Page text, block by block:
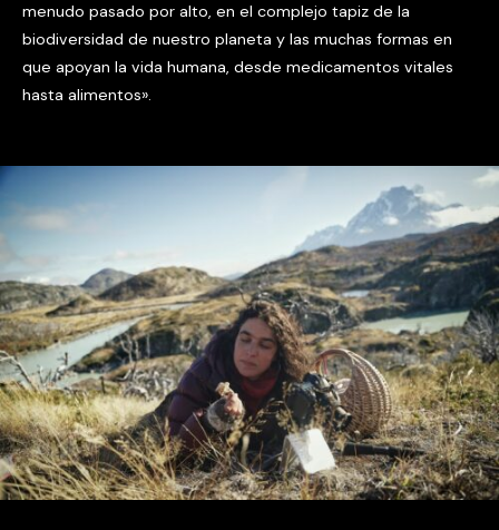
menudo pasado por alto, en el complejo tapiz de la
biodiversidad de nuestro planeta y las muchas formas en
que apoyan la vida humana, desde medicamentos vitales
hasta alimentos».